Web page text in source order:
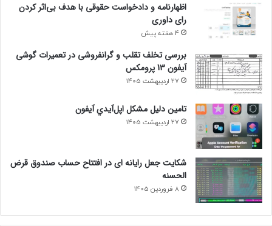
اظهارنامه و دادخواست حقوقی با هدف بی‌اثر کردن
رای داوری
4 هفته پیش
بررسی تخلف تقلب و گرانفروشی در تعمیرات گوشی
آیفون 13 پرومکس
27 اردیبهشت 1405
تامين دليل مشکل اپل‌آيدي آيفون
27 اردیبهشت 1405
شکایت جعل رایانه ای در افتتاح حساب صندوق قرض
الحسنه
8 فروردین 1405